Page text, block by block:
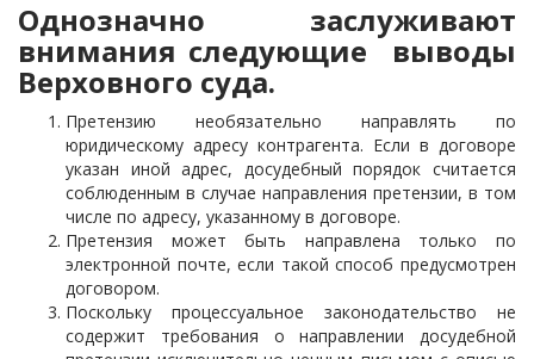
Однозначно заслуживают
внимания следующие выводы
Верховного суда.
Претензию необязательно направлять по
юридическому адресу контрагента. Если в договоре
указан иной адрес, досудебный порядок считается
соблюденным в случае направления претензии, в том
числе по адресу, указанному в договоре.
Претензия может быть направлена только по
электронной почте, если такой способ предусмотрен
договором.
Поскольку процессуальное законодательство не
содержит требования о направлении досудебной